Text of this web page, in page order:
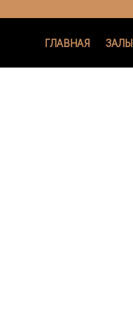
ГЛАВНАЯ ЗАЛЫ